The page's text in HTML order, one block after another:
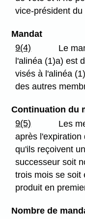
vice-président du
Mandat
9(4)
Le
l'alinéa (1)a) est
visés à l'alinéa
des autres
Continuation du
9(5)
Les
après l'expiration
qu'ils reçoivent
successeur soit
trois mois se soit
produit en
Nombre de